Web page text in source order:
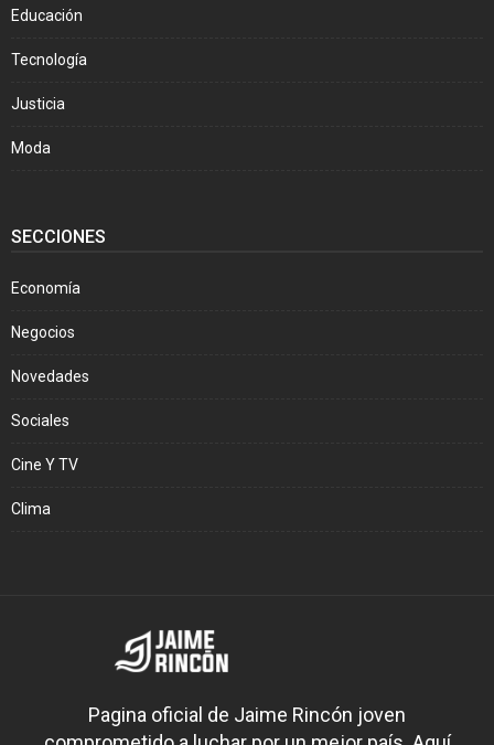
Educación
Tecnología
Justicia
Moda
SECCIONES
Economía
Negocios
Novedades
Sociales
Cine Y TV
Clima
Pagina oficial de Jaime Rincón joven